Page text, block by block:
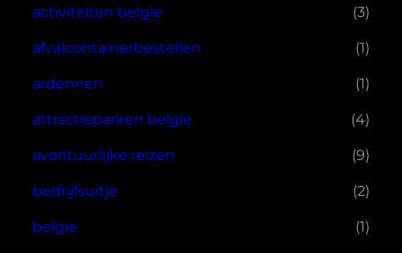
activiteiten belgie (3)
afvalcontainerbestellen (1)
ardennen (1)
attractieparken belgie (4)
avontuurlijke reizen (9)
bedrijfsuitje (2)
belgie (1)